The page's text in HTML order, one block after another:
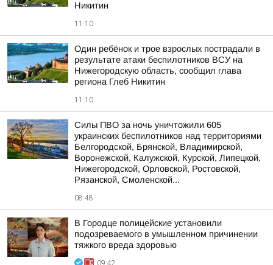
Никитин
11:10
Один ребёнок и трое взрослых пострадали в
результате атаки беспилотников ВСУ на
Нижегородскую область, сообщил глава
региона Глеб Никитин
11:10
Силы ПВО за ночь уничтожили 605
украинских беспилотников над территориями
Белгородской, Брянской, Владимирской,
Воронежской, Калужской, Курской, Липецкой,
Нижегородской, Орловской, Ростовской,
Рязанской, Смоленской...
08:48
В Городце полицейские установили
подозреваемого в умышленном причинении
тяжкого вреда здоровью
09:42